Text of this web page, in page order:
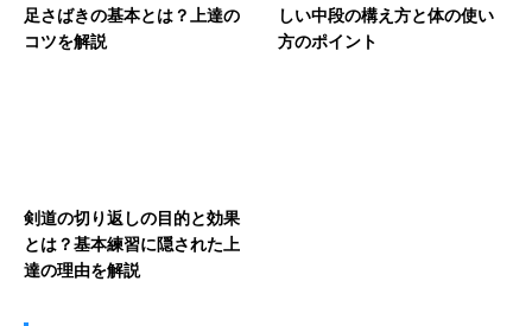
足さばきの基本とは？上達の
コツを解説
しい中段の構え方と体の使い
方のポイント
剣道の切り返しの目的と効果
とは？基本練習に隠された上
達の理由を解説